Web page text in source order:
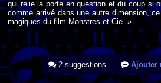
qui relie la porte en question et du coup si
comme arrivé dans une autre dimension,
magiques du film Monstres et Cie. »
2 suggestions Ajouter